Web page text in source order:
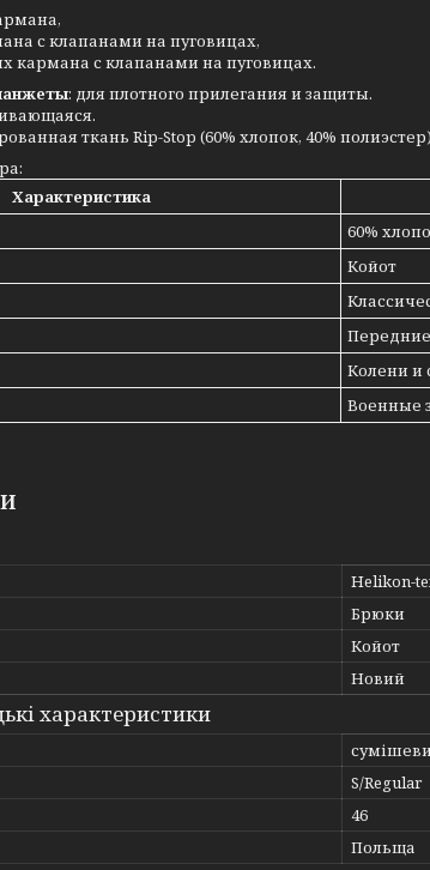
с клапанами на пуговицах,
кармана с клапанами на пуговицах.
: для плотного прилегания и защиты.
ткань Rip-Stop (60% хлопок, 40%
Характеристика
60%
Койот
Колени и
Военные
Helikon-
Брюки
Койот
Новий
характеристики
S/Regular
46
Польща